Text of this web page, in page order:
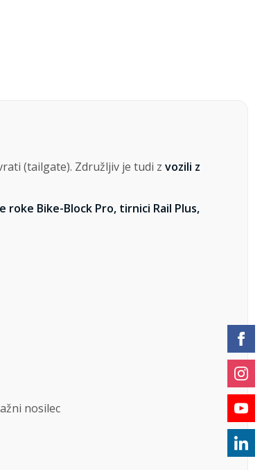
(tailgate). Združljiv je tudi z vozili z
roke Bike-Block Pro, tirnici Rail Plus,
nosilec